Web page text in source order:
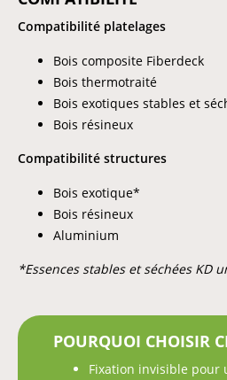
Compatibilité platelages
Bois composite Fiberdeck
Bois thermotraité
Bois exotiques stables et
Bois résineux
Compatibilité structures
Bois exotique*
Bois résineux
Aluminium
*Essences stables et séchées KD
POURQUOI CHOISIR
Fixation invisible pour